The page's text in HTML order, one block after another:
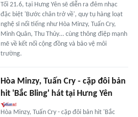
Tối 21.6, tại Hưng Yên sẽ diễn ra đêm nhạc
đặc biệt 'Bước chân trở về', quy tụ hàng loạt
nghệ sĩ nổi tiếng như Hòa Minzy, Tuấn Cry,
Minh Quân, Thu Thủy… cùng thông điệp mạnh
mẽ về kết nối cộng đồng và bảo vệ môi
trường.
Hòa Minzy, Tuấn Cry - cặp đôi bản
hit 'Bắc Bling' hát tại Hưng Yên
Hòa Minzy, Tuấn Cry - cặp đôi bản hit 'Bắc